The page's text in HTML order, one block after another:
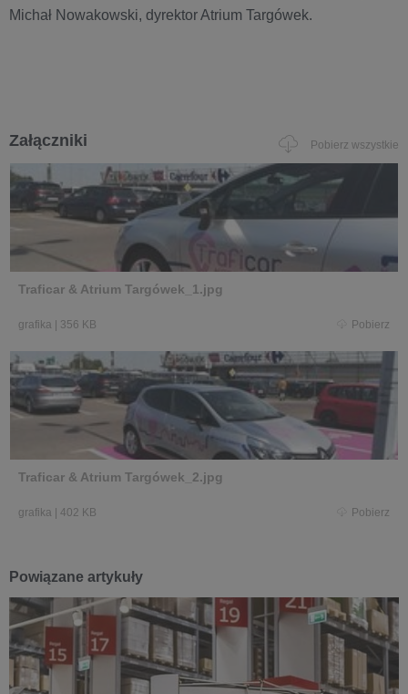
Michał Nowakowski, dyrektor Atrium Targówek.
Załączniki Pobierz wszystkie
Traficar & Atrium Targówek_1.jpg
grafika 356 KB Pobierz
Traficar & Atrium Targówek_2.jpg
grafika 402 KB Pobierz
Powiązane artykuły